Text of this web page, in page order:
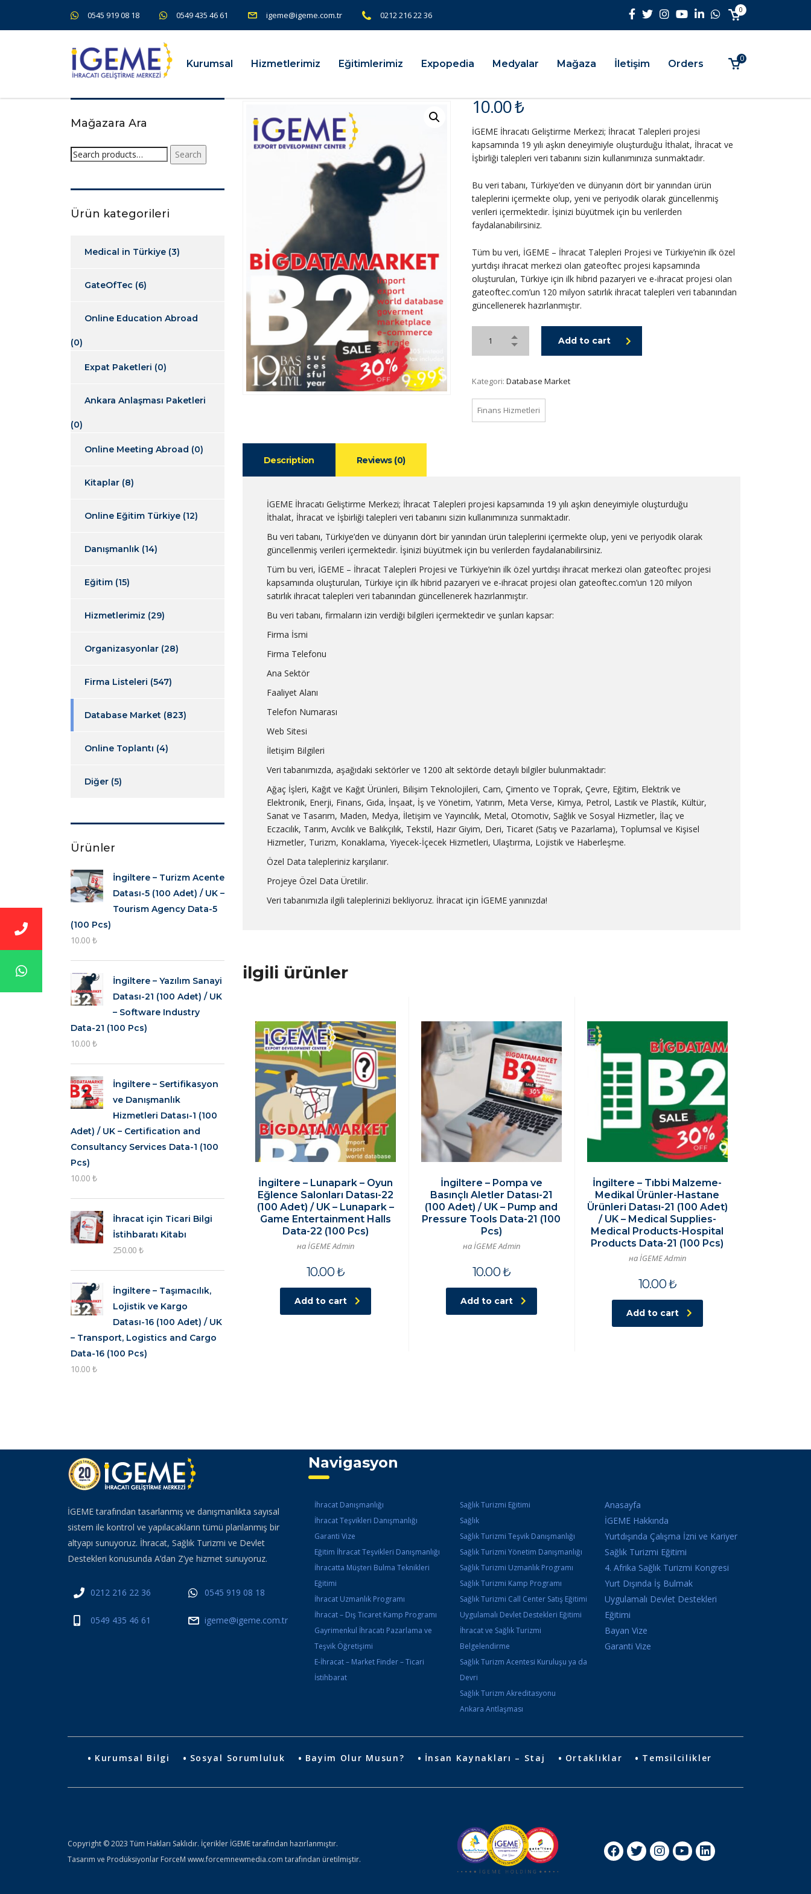
0545 919 08 18 0549 435 46 61 igeme@igeme.com.tr 0212 216 22 36 0
Kurumsal Hizmetlerimiz Eğitimlerimiz Expopedia Medyalar Mağaza İletişim Orders 0
10.00₺
İGEME İhracatı Geliştirme Merkezi; İhracat Talepleri projesi
kapsamında 19 yılı aşkın deneyimiyle oluşturduğu İthalat, İhracat ve
İşbirliği talepleri veri tabanını sizin kullanımınıza sunmaktadır.
Bu veri tabanı, Türkiye’den ve dünyanın dört bir yanından ürün
taleplerini içermekte olup, yeni ve periyodik olarak güncellenmiş
verileri içermektedir. İşinizi büyütmek için bu verilerden
faydalanabilirsiniz.
Tüm bu veri, İGEME – İhracat Talepleri Projesi ve Türkiye’nin ilk özel
yurtdışı ihracat merkezi olan gateoftec projesi kapsamında
oluşturulan, Türkiye için ilk hibrid pazaryeri ve e-ihracat projesi olan
gateoftec.com’un 120 milyon satırlık ihracat talepleri veri tabanından
güncellenerek hazırlanmıştır.
Add to cart
Kategori: Database Market
Finans Hizmetleri
Description Reviews (0)
İGEME İhracatı Geliştirme Merkezi; İhracat Talepleri projesi kapsamında 19 yılı aşkın deneyimiyle oluşturduğu
İthalat, İhracat ve İşbirliği talepleri veri tabanını sizin kullanımınıza sunmaktadır.
Bu veri tabanı, Türkiye’den ve dünyanın dört bir yanından ürün taleplerini içermekte olup, yeni ve periyodik olarak
güncellenmiş verileri içermektedir. İşinizi büyütmek için bu verilerden faydalanabilirsiniz.
Tüm bu veri, İGEME – İhracat Talepleri Projesi ve Türkiye’nin ilk özel yurtdışı ihracat merkezi olan gateoftec projesi
kapsamında oluşturulan, Türkiye için ilk hibrid pazaryeri ve e-ihracat projesi olan gateoftec.com’un 120 milyon
satırlık ihracat talepleri veri tabanından güncellenerek hazırlanmıştır.
Bu veri tabanı, firmaların izin verdiği bilgileri içermektedir ve şunları kapsar:
Firma İsmi
Firma Telefonu
Ana Sektör
Faaliyet Alanı
Telefon Numarası
Web Sitesi
İletişim Bilgileri
Veri tabanımızda, aşağıdaki sektörler ve 1200 alt sektörde detaylı bilgiler bulunmaktadır:
Ağaç İşleri, Kağıt ve Kağıt Ürünleri, Bilişim Teknolojileri, Cam, Çimento ve Toprak, Çevre, Eğitim, Elektrik ve
Elektronik, Enerji, Finans, Gıda, İnşaat, İş ve Yönetim, Yatırım, Meta Verse, Kimya, Petrol, Lastik ve Plastik, Kültür,
Sanat ve Tasarım, Maden, Medya, İletişim ve Yayıncılık, Metal, Otomotiv, Sağlık ve Sosyal Hizmetler, İlaç ve
Eczacılık, Tarım, Avcılık ve Balıkçılık, Tekstil, Hazır Giyim, Deri, Ticaret (Satış ve Pazarlama), Toplumsal ve Kişisel
Hizmetler, Turizm, Konaklama, Yiyecek-İçecek Hizmetleri, Ulaştırma, Lojistik ve Haberleşme.
Özel Data talepleriniz karşılanır.
Projeye Özel Data Üretilir.
Veri tabanımızla ilgili taleplerinizi bekliyoruz. İhracat için İGEME yanınızda!
ilgili ürünler
İngiltere – Lunapark – Oyun
Eğlence Salonları Datası-22
(100 Adet) / UK – Lunapark –
Game Entertainment Halls
Data-22 (100 Pcs)
на İGEME Admin
10.00₺
Add to cart
İngiltere – Pompa ve
Basınçlı Aletler Datası-21
(100 Adet) / UK – Pump and
Pressure Tools Data-21 (100
Pcs)
на İGEME Admin
10.00₺
Add to cart
İngiltere – Tıbbi Malzeme-
Medikal Ürünler-Hastane
Ürünleri Datası-21 (100 Adet)
/ UK – Medical Supplies-
Medical Products-Hospital
Products Data-21 (100 Pcs)
на İGEME Admin
10.00₺
Add to cart
Mağazara Ara
Search
Ürün kategorileri
Medical in Türkiye (3)
GateOfTec (6)
Online Education Abroad
(0)
Expat Paketleri (0)
Ankara Anlaşması Paketleri
(0)
Online Meeting Abroad (0)
Kitaplar (8)
Online Eğitim Türkiye (12)
Danışmanlık (14)
Eğitim (15)
Hizmetlerimiz (29)
Organizasyonlar (28)
Firma Listeleri (547)
Database Market (823)
Online Toplantı (4)
Diğer (5)
Ürünler
İngiltere – Turizm Acente
Datası-5 (100 Adet) / UK –
Tourism Agency Data-5
(100 Pcs)
10.00 ₺
İngiltere – Yazılım Sanayi
Datası-21 (100 Adet) / UK
– Software Industry
Data-21 (100 Pcs)
10.00 ₺
İngiltere – Sertifikasyon
ve Danışmanlık
Hizmetleri Datası-1 (100
Adet) / UK – Certification and
Consultancy Services Data-1 (100
Pcs)
10.00 ₺
İhracat için Ticari Bilgi
İstihbaratı Kitabı
250.00₺
İngiltere – Taşımacılık,
Lojistik ve Kargo
Datası-16 (100 Adet) / UK
– Transport, Logistics and Cargo
Data-16 (100 Pcs)
10.00 ₺
İGEME tarafından tasarlanmış ve danışmanlıkta sayısal
sistem ile kontrol ve yapılacakların tümü planlanmış bir
altyapı sunuyoruz. İhracat, Sağlık Turizmi ve Devlet
Destekleri konusunda A’dan Z’ye hizmet sunuyoruz.
0212 216 22 36 0545 919 08 18
0549 435 46 61 igeme@igeme.com.tr
Navigasyon
İhracat Danışmanlığı
İhracat Teşvikleri Danışmanlığı
Garanti Vize
Eğitim İhracat Teşvikleri Danışmanlığı
İhracatta Müşteri Bulma Teknikleri
Eğitimi
İhracat Uzmanlık Programı
İhracat – Dış Ticaret Kamp Programı
Gayrimenkul İhracatı Pazarlama ve
Teşvik Öğretişimi
E-İhracat – Market Finder – Ticari
İstihbarat
Sağlık Turizmi Eğitimi
Sağlık
Sağlık Turizmi Teşvik Danışmanlığı
Sağlık Turizmi Yönetim Danışmanlığı
Sağlık Turizmi Uzmanlık Programı
Sağlık Turizmi Kamp Programı
Sağlık Turizmi Call Center Satış Eğitimi
Uygulamalı Devlet Destekleri Eğitimi
İhracat ve Sağlık Turizmi
Belgelendirme
Sağlık Turizm Acentesi Kuruluşu ya da
Devri
Sağlık Turizm Akreditasyonu
Ankara Antlaşması
Anasayfa
İGEME Hakkında
Yurtdışında Çalışma İzni ve Kariyer
Sağlık Turizmi Eğitimi
4. Afrika Sağlık Turizmi Kongresi
Yurt Dışında İş Bulmak
Uygulamalı Devlet Destekleri
Eğitimi
Bayan Vize
Garanti Vize
Kurumsal Bilgi Sosyal Sorumluluk Bayim Olur Musun? İnsan Kaynakları – Staj Ortaklıklar Temsilcilikler
Copyright © 2023 Tüm Hakları Saklıdır. İçerikler İGEME tarafından hazırlanmıştır.
Tasarım ve Prodüksiyonlar ForceM www.forcemnewmedia.com tarafından üretilmiştir.